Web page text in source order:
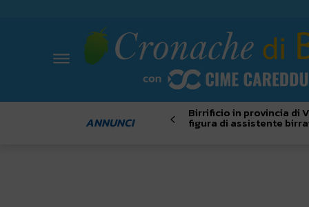
ANNUNCI
Birrificio in provincia di
figura di assistente